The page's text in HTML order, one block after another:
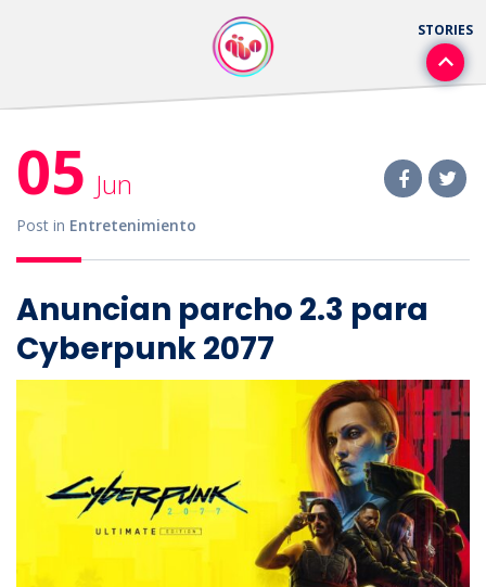
05 Jun
Post in Entretenimiento
Anuncian parcho 2.3 para
Cyberpunk 2077